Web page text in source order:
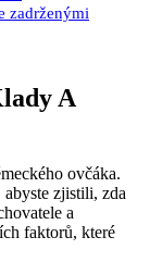
zadrženými
A
ovčáka.
abyste zjistili, zda
a
faktorů, které